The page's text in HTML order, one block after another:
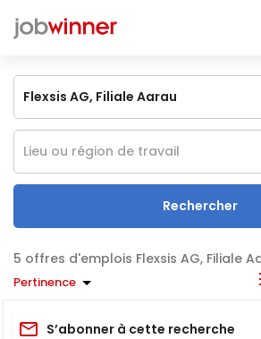
Rechercher
offres d'emplois Flexsis AG, Filiale
Pertinence
S’abonner à cette recherche